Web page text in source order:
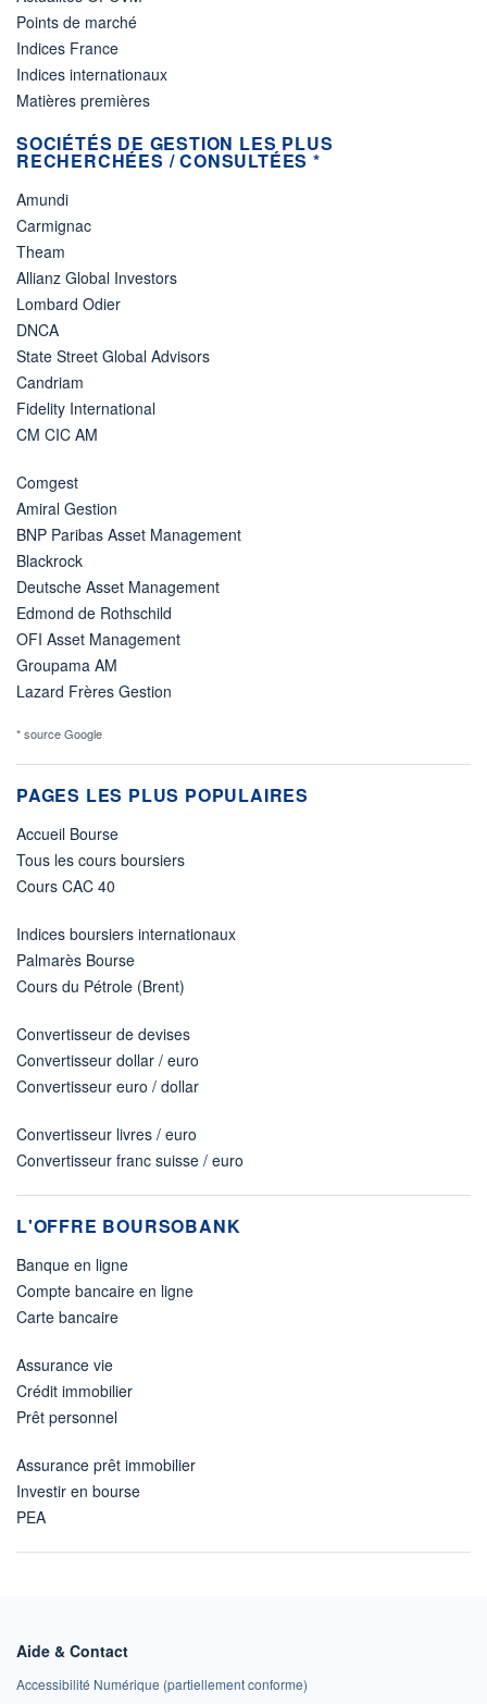
Points de marché
Indices France
Indices internationaux
Matières premières
SOCIÉTÉS DE GESTION LES PLUS
RECHERCHÉES / CONSULTÉES *
Amundi
Carmignac
Theam
Allianz Global Investors
Lombard Odier
DNCA
State Street Global Advisors
Candriam
Fidelity International
CM CIC AM
Comgest
Amiral Gestion
BNP Paribas Asset Management
Blackrock
Deutsche Asset Management
Edmond de Rothschild
OFI Asset Management
Groupama AM
Lazard Frères Gestion
* source Google
PAGES LES PLUS POPULAIRES
Accueil Bourse
Tous les cours boursiers
Cours CAC 40
Indices boursiers internationaux
Palmarès Bourse
Cours du Pétrole (Brent)
Convertisseur de devises
Convertisseur dollar / euro
Convertisseur euro / dollar
Convertisseur livres / euro
Convertisseur franc suisse / euro
L'OFFRE BOURSOBANK
Banque en ligne
Compte bancaire en ligne
Carte bancaire
Assurance vie
Crédit immobilier
Prêt personnel
Assurance prêt immobilier
Investir en bourse
PEA
Aide & Contact
Accessibilité Numérique (partiellement conforme)